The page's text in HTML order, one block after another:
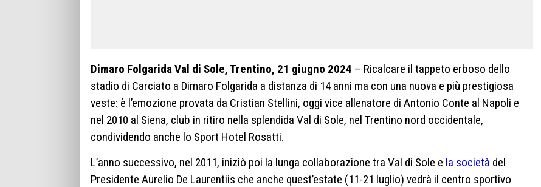
Dimaro Folgarida Val di Sole, Trentino, 21 giugno 2024 – Ricalcare il tappeto erboso dello
stadio di Carciato a Dimaro Folgarida a distanza di 14 anni ma con una nuova e più prestigiosa
veste: è l’emozione provata da Cristian Stellini, oggi vice allenatore di Antonio Conte al Napoli e
nel 2010 al Siena, club in ritiro nella splendida Val di Sole, nel Trentino nord occidentale,
condividendo anche lo Sport Hotel Rosatti.
L’anno successivo, nel 2011, iniziò poi la lunga collaborazione tra Val di Sole e la società del
Presidente Aurelio De Laurentiis che anche quest’estate (11-21 luglio) vedrà il centro sportivo